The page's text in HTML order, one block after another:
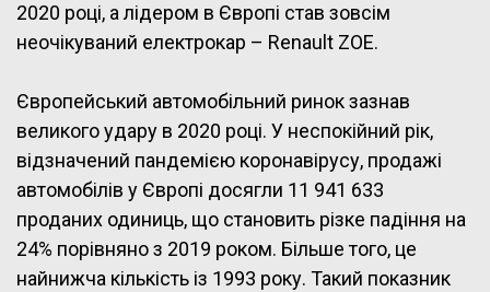
2020 році, а лідером в Європі став зовсім
неочікуваний електрокар – Renault ZOE.
Європейський автомобільний ринок зазнав
великого удару в 2020 році. У неспокійний рік,
відзначений пандемією коронавірусу, продажі
автомобілів у Європі досягли 11 941 633
проданих одиниць, що становить різке падіння на
24% порівняно з 2019 роком. Більше того, це
найнижча кількість із 1993 року. Такий показник